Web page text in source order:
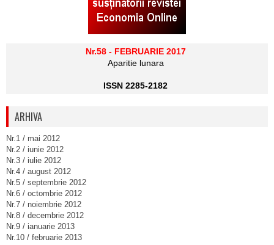
Nr.58 - FEBRUARIE 2017
Aparitie lunara
ISSN 2285-2182
ARHIVA
Nr.1 / mai 2012
Nr.2 / iunie 2012
Nr.3 / iulie 2012
Nr.4 / august 2012
Nr.5 / septembrie 2012
Nr.6 / octombrie 2012
Nr.7 / noiembrie 2012
Nr.8 / decembrie 2012
Nr.9 / ianuarie 2013
Nr.10 / februarie 2013